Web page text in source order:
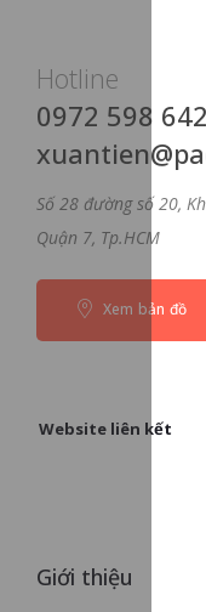
Hotline
0972 598
Số 28 đường số 20,
Quận 7, Tp.HCM
Xem bản đồ
Website liên kết
Giới thiệu